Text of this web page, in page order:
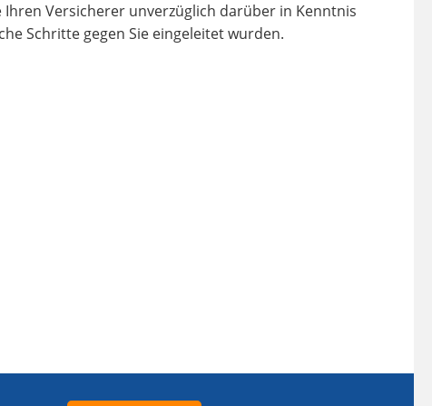
Versicherer unverzüglich darüber in Kenntnis
Schritte gegen Sie eingeleitet wurden.